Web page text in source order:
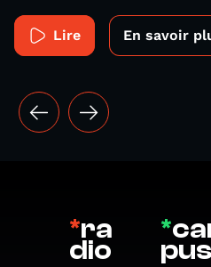
Lire En savoir
*ra
dio
*
pus